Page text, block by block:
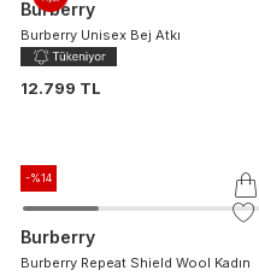
Burberry
Burberry Unisex Bej Atkı
12.799 TL
-%14
Burberry
Burberry Repeat Shield Wool Kadın